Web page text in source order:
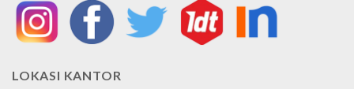
LOKASI KANTOR